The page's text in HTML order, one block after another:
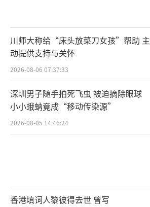
川师大称给“床头放菜刀女孩”帮助 主
动提供支持与关怀
2026-08-06 07:37:33
深圳男子随手拍死飞虫 被迫摘除眼球
小小蛾蚋竟成“移动传染源”
2026-08-05 14:46:24
香港填词人黎彼得去世 曾写